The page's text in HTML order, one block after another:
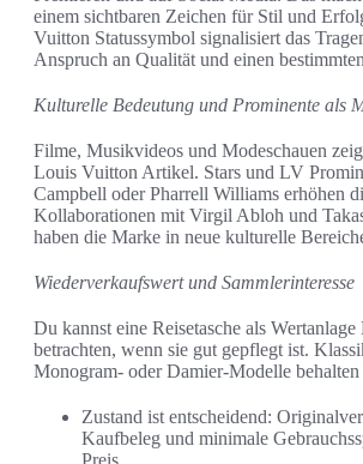
einem sichtbaren Zeichen für Stil und
Vuitton Statussymbol signalisiert das
Anspruch an Qualität und einen
Kulturelle Bedeutung und Prominente als
Filme, Musikvideos und Modeschauen
Louis Vuitton Artikel. Stars und LV
Campbell oder Pharrell Williams erhöhen
Kollaborationen mit Virgil Abloh und
haben die Marke in neue kulturelle
Wiederverkaufswert und Sammlerinteresse
Du kannst eine Reisetasche als
betrachten, wenn sie gut gepflegt ist.
Monogram- oder Damier-Modelle
Zustand ist entscheidend:
Kaufbeleg und minimale